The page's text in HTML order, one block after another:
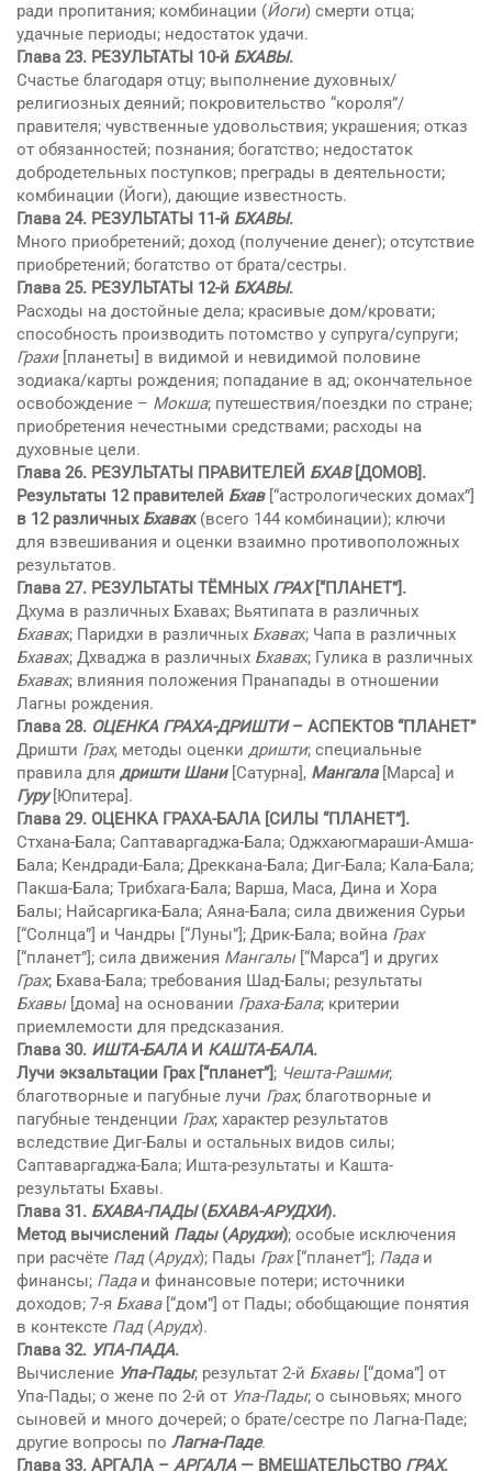
ради пропитания; комбинации (Йоги) смерти отца;
удачные периоды; недостаток удачи.
Глава 23. РЕЗУЛЬТАТЫ 10-й БХAВЫ.
Счастье благодаря отцу; выполнение духовных/
религиозных деяний; покровительство “короля”/
правителя; чувственные удовольствия; украшения; отказ
от обязанностей; познания; богатство; недостаток
добродетельных поступков; преграды в деятельности;
комбинации (Йоги), дающие известность.
Глава 24. РЕЗУЛЬТАТЫ 11-й БХAВЫ.
Много приобретений; доход (получение денег); отсутствие
приобретений; богатство от брата/сестры.
Глава 25. РЕЗУЛЬТАТЫ 12-й БХAВЫ.
Расходы на достойные дела; красивые дом/кровати;
способность производить потомство у супруга/супруги;
Грахи[планеты] в видимой и невидимой половине
зодиака/карты рождения; попадание в ад; окончательное
освобождение – Мокша; путешествия/поездки по стране;
приобретения нечестными средствами; расходы на
духовные цели.
Глава 26. РЕЗУЛЬТАТЫ ПРАВИТЕЛЕЙ БХAВ[ДОМОВ].
Результаты 12 правителей Бхaв[“астрологических домах”]
в 12 различных Бхaвах(всего 144 комбинации); ключи
для взвешивания и оценки взаимно противоположных
результатов.
Глава 27. РЕЗУЛЬТАТЫ ТЁМНЫХ ГРАХ[“ПЛАНЕТ”].
Дхyма в различных Бхaвах; Вьятипата в различных
Бхaвах; Паридхи в различных Бхaвах; Чaпа в различных
Бхaвах; Дхваджа в различных Бхaвах; Гулика в различных
Бхaвах; влияния положения Прaнапады в отношении
Лагны рождения.
Глава 28. ОЦЕНКА ГРАХА-ДРИШТИ– АСПЕКТОВ “ПЛАНЕТ”
Дришти Грах, методы оценки дришти; специальные
правила для дришти Шани[Сатурна], Мангала[Марса] и
Гуру[Юпитера].
Глава 29. ОЦЕНКА ГРАХА-БАЛА[СИЛЫ “ПЛАНЕТ”].
Стхaна-Бала; Саптаваргаджа-Бала; Оджхаюгмараши-Амша-
Бала; Кендради-Бала; Дреккана-Бала; Диг-Бала; Кaла-Бала;
Пакша-Бала; Трибхага-Бала; Варша, Мaса, Дина и Хора
Балы; Найсаргика-Бала; Аяна-Бала; сила движения Сyрьи
[“Солнца”] и Чандры [“Луны”]; Дрик-Бала; война Грах
[“планет”]; сила движения Мангалы[“Марса”] и других
Грах; Бхaва-Бала; требования Шад-Балы; результаты
Бхaвы[дома] на основании Граха-Бала; критерии
приемлемости для предсказания.
Глава 30. ИШТА-БАЛАИ КАШТА-БАЛА.
Лучи экзальтации Грах [“планет”] ; Чешта-Рашми;
благотворные и пагубные лучи Грах; благотворные и
пагубные тенденции Грах; характер результатов
вследствие Диг-Балы и остальных видов силы;
Саптаваргаджа-Бала; Ишта-результаты и Кашта-
результаты Бхaвы.
Глава 31. БХAВА-ПАДЫ(БХАВА-АРУДХИ).
Метод вычислений Пады(Арудхи); особые исключения
при расчёте Пад(Арудх); Пады Грах[“планет”]; Падаи
финансы; Падаи финансовые потери; источники
доходов; 7-я Бхaва[“дом”] от Пады; обобщающие понятия
в контексте Пад(Арудх).
Глава 32. УПА-ПАДА.
Вычисление Упа-Пады; результат 2-й Бхaвы[“дома”] от
Упа-Пады; о жене по 2-й от Упа-Пады; о сыновьях; много
сыновей и много дочерей; о брате/сестре по Лагна-Паде;
другие вопросы по Лагна-Паде.
Глава 33. АРГАЛА – АРГАЛА— ВМЕШАТЕЛЬСТВО ГРАХ.